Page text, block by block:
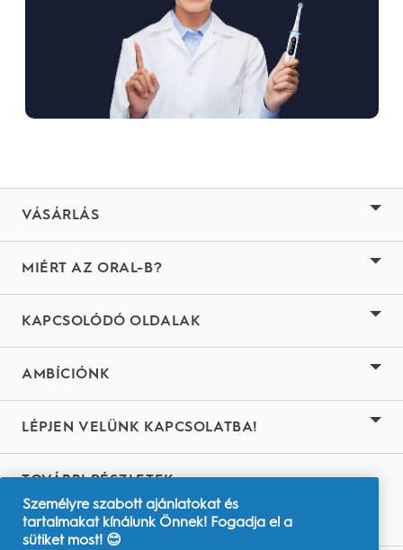
VÁSÁRLÁS
MIÉRT AZ ORAL-B?
KAPCSOLÓDÓ OLDALAK
AMBÍCIÓNK
LÉPJEN VELÜNK KAPCSOLATBA!
TOVÁBBI RÉSZLETEK
Youtube.com
Személyre szabott ajánlatokat és
tartalmakat kínálunk Önnek! Fogadja el a
sütiket most! 😊